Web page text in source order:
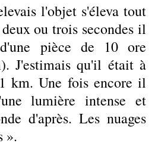
l'objet s'éleva tout
ou trois secondes il
pièce de 10 ore
J'estimais qu'il était à
km. Une fois encore il
lumière intense et
d'après. Les nuages
».